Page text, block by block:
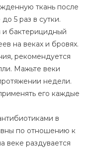
ткань после
5 раз в сутки.
и бактерицидный
на веках и бровях.
рекомендуется
Мажьте веки
недели.
его каждые
в
по отношению к
веке раздувается